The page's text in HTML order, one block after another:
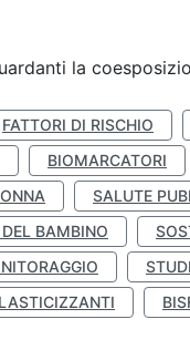
la
FATTORI DI RISCHIO
BIOMARCATORI
SALUTE
BAMBINO